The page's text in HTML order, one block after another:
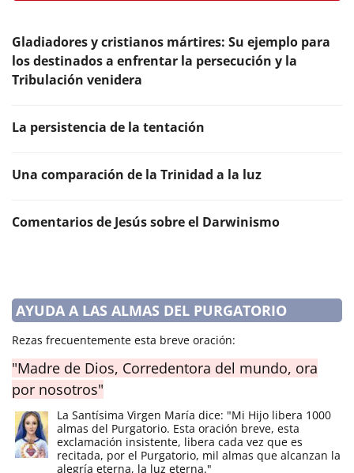
Gladiadores y cristianos mártires: Su ejemplo para
los destinados a enfrentar la persecución y la
Tribulación venidera
La persistencia de la tentación
Una comparación de la Trinidad a la luz
Comentarios de Jesús sobre el Darwinismo
AYUDA A LAS ALMAS DEL PURGATORIO
Rezas frecuentemente esta breve oración:
"Madre de Dios, Corredentora del mundo, ora
por nosotros"
La Santísima Virgen María dice: "Mi Hijo libera 1000
almas del Purgatorio. Esta oración breve, esta
exclamación insistente, libera cada vez que es
recitada, por el Purgatorio, mil almas que alcanzan la
alegría eterna, la luz eterna."